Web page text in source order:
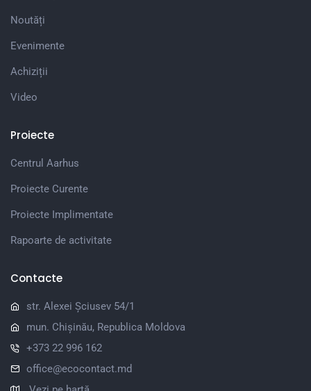
Noutăți
Evenimente
Achiziții
Video
Proiecte
Centrul Aarhus
Proiecte Curente
Proiecte Implimentate
Rapoarte de activitate
Contacte
str. Alexei Șciusev 54/1
mun. Chișinău, Republica Moldova
+373 22 996 162
office@ecocontact.md